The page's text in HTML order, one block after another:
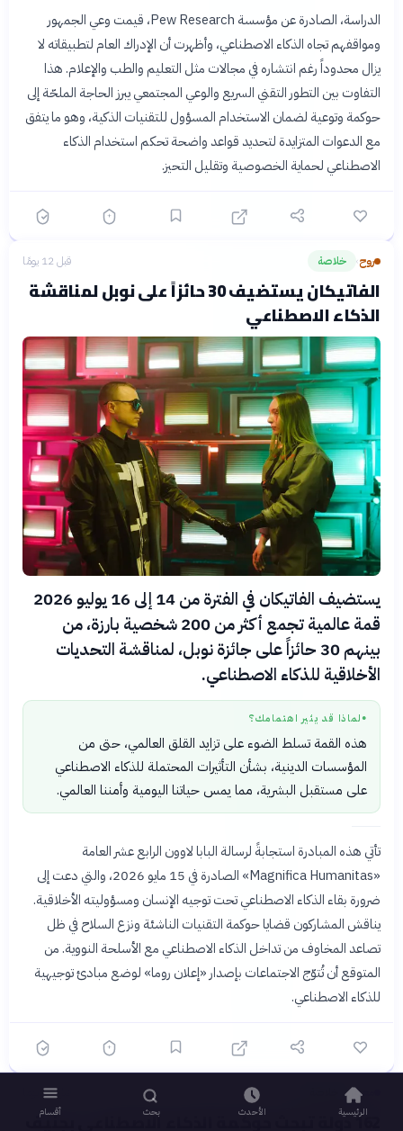
الدراسة، الصادرة عن مؤسسة Pew Research، قيمت وعي الجمهور
ومواقفهم تجاه الذكاء الاصطناعي، وأظهرت أن الإدراك العام لتطبيقاته لا
يزال محدوداً رغم انتشاره في مجالات مثل التعليم والطب والإعلام. هذا
التفاوت بين التطور التقني السريع والوعي المجتمعي يبرز الحاجة الملحّة إلى
حوكمة وتوعية لضمان الاستخدام المسؤول للتقنيات الذكية، وهو ما يتفق
مع الدعوات المتزايدة لتحديد قواعد واضحة تحكم استخدام الذكاء
الاصطناعي لحماية الخصوصية وتقليل التحيز.
روح› خلاصة قبل 12 يومًا
الفاتيكان يستضيف 30 حائزاً على نوبل لمناقشة
الذكاء الاصطناعي
يستضيف الفاتيكان في الفترة من 14 إلى 16 يوليو 2026
قمة عالمية تجمع أكثر من 200 شخصية بارزة، من
بينهم 30 حائزاً على جائزة نوبل، لمناقشة التحديات
الأخلاقية للذكاء الاصطناعي.
● لماذا قد يثير اهتمامك؟
هذه القمة تسلط الضوء على تزايد القلق العالمي، حتى من
المؤسسات الدينية، بشأن التأثيرات المحتملة للذكاء الاصطناعي
على مستقبل البشرية، مما يمس حياتنا اليومية وأمننا العالمي.
تأتي هذه المبادرة استجابةً لرسالة البابا لاوون الرابع عشر العامة
«Magnifica Humanitas» الصادرة في 15 مايو 2026، والتي دعت إلى
ضرورة بقاء الذكاء الاصطناعي تحت توجيه الإنسان ومسؤوليته الأخلاقية.
يناقش المشاركون قضايا حوكمة التقنيات الناشئة ونزع السلاح في ظل
تصاعد المخاوف من تداخل الذكاء الاصطناعي مع الأسلحة النووية. من
المتوقع أن تُتوّج الاجتماعات بإصدار «إعلان روما» لوضع مبادئ توجيهية
للذكاء الاصطناعي.
معنى› قبل 14 يومًا
162 دولة تبحث حوكمة الذكاء الاصطناعي بجنيف
الرئيسية الأحدث بحث أقسام